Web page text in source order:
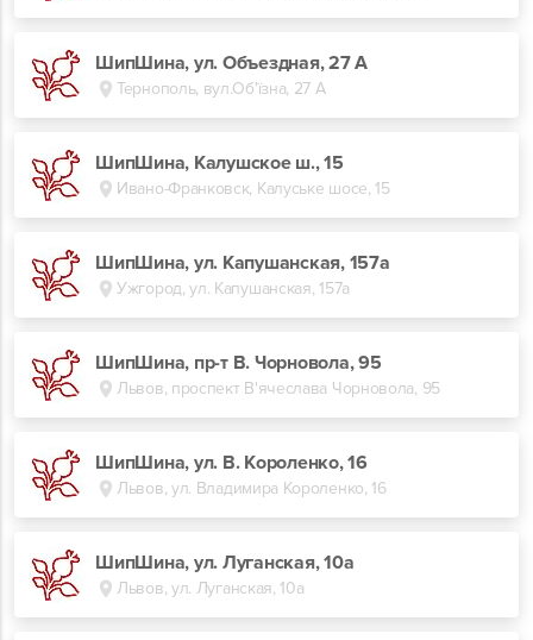
ШипШина, ул. Объездная, 27 А
Тернополь, вул.Об'їзна, 27 А
ШипШина, Калушское ш., 15
Ивано-Франковск, Калуське шосе, 15
ШипШина, ул. Капушанская, 157а
Ужгород, ул. Капушанская, 157а
ШипШина, пр-т В. Чорновола, 95
Львов, проспект В'ячеслава Чорновола, 95
ШипШина, ул. В. Короленко, 16
Львов, ул. Владимира Короленко, 16
ШипШина, ул. Луганская, 10а
Львов, ул. Луганская, 10а